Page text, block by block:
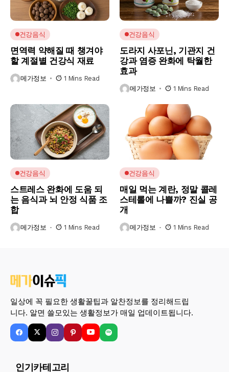
건강음식
면역력 약해질 때 챙겨야
할 계절별 건강식 재료
메가정보 1 Mins Read
건강음식
도라지 사포닌, 기관지 건
강과 염증 완화에 탁월한
효과
메가정보 1 Mins Read
건강음식
스트레스 완화에 도움 되
는 음식과 뇌 안정 식품 조
합
메가정보 1 Mins Read
건강음식
매일 먹는 계란, 정말 콜레
스테롤에 나쁠까? 진실 공
개
메가정보 1 Mins Read
일상에 꼭 필요한 생활꿀팁과 알찬정보를 정리해드립
니다. 알면 쓸모있는 생활정보가 매일 업데이트됩니다.
인기카테고리